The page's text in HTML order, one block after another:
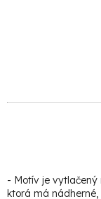
- Motív je vytlačený
ktorá má nádherné,